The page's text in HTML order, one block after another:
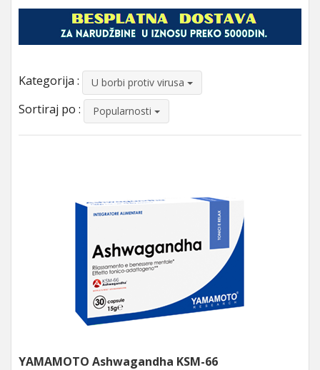
Kategorija : U borbi protiv virusa
Sortiraj po : Popularnosti
YAMAMOTO Ashwagandha KSM-66